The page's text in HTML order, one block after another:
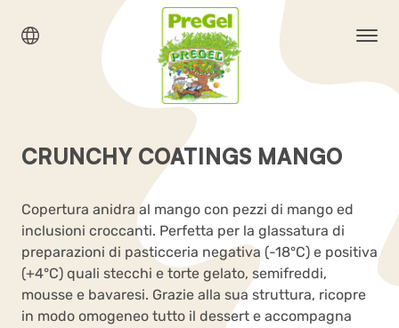
CRUNCHY COATINGS MANGO
Copertura anidra al mango con pezzi di mango ed
inclusioni croccanti. Perfetta per la glassatura di
preparazioni di pasticceria negativa (-18°C) e positiva
(+4°C) quali stecchi e torte gelato, semifreddi,
mousse e bavaresi. Grazie alla sua struttura, ricopre
in modo omogeneo tutto il dessert e accompagna